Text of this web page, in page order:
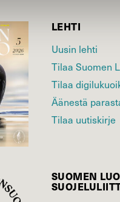
LEHTI
Uusin lehti
Tilaa Suomen
Tilaa
Äänestä
Tilaa uutiskirje
SUOMEN